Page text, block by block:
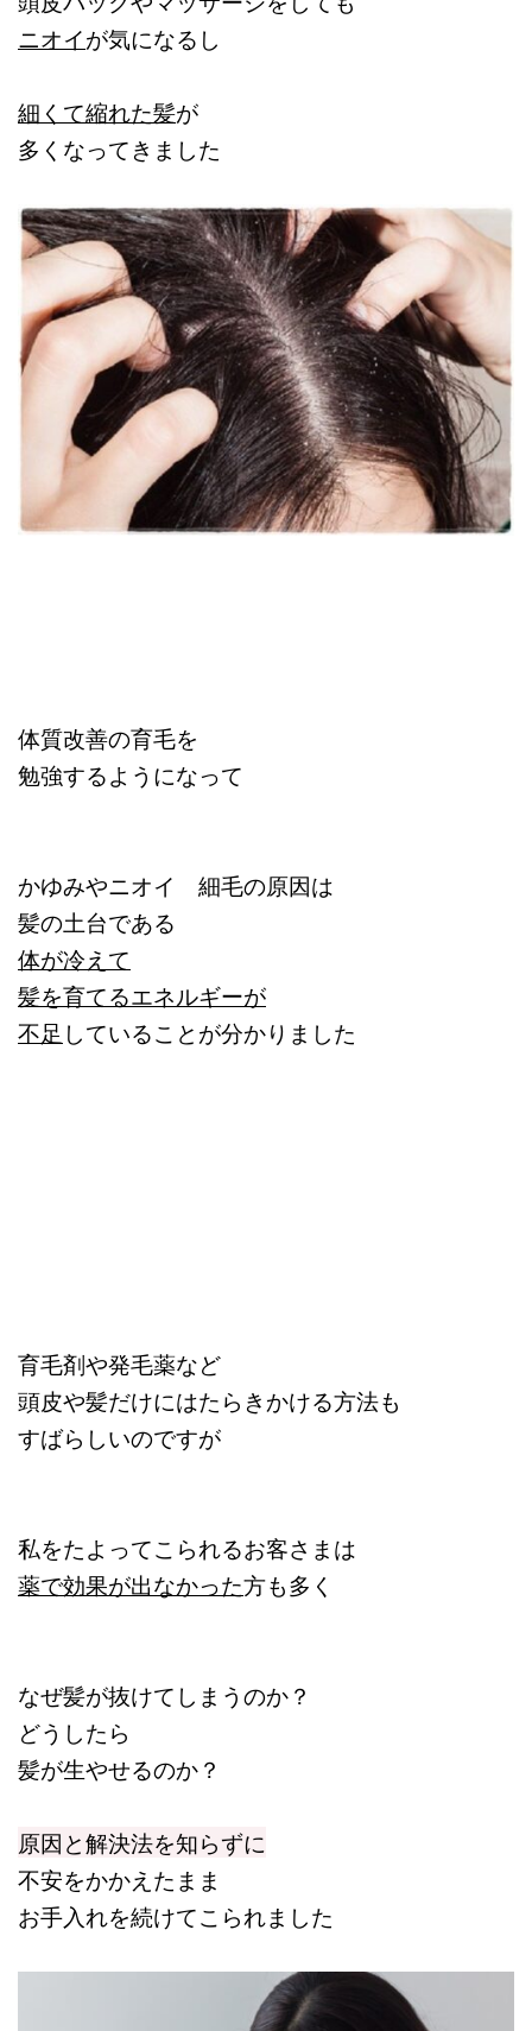
ニオイが気になるし
細くて縮れた髪が
多くなってきました
体質改善の育毛を
勉強するようになって
かゆみやニオイ 細毛の原因は
髪の土台である
体が冷えて
髪を育てるエネルギーが
不足 していることが分かりました
育毛剤や発毛薬など
頭皮や髪だけにはたらきかける方法も
すばらしいのですが
私をたよってこられるお客さまは
薬で効果が出なかった方も多く
なぜ髪が抜けてしまうのか？
どうしたら
髪が生やせるのか？
原因と解決法を知らずに
不安をかかえたまま
お手入れを続けてこられました